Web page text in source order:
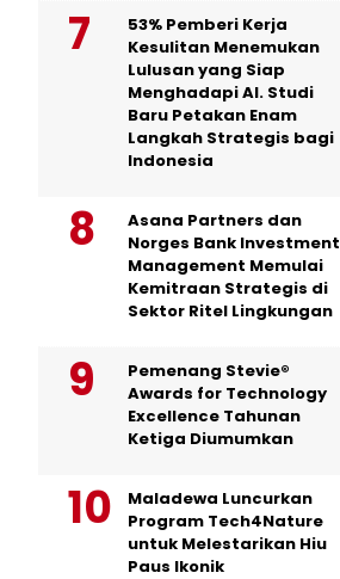
53% Pemberi Kerja
Kesulitan Menemukan
Lulusan yang Siap
Menghadapi AI. Studi
Baru Petakan Enam
Langkah Strategis bagi
Indonesia
Asana Partners dan
Norges Bank Investment
Management Memulai
Kemitraan Strategis di
Sektor Ritel Lingkungan
Pemenang Stevie®
Awards for Technology
Excellence Tahunan
Ketiga Diumumkan
Maladewa Luncurkan
Program Tech4Nature
untuk Melestarikan Hiu
Paus Ikonik